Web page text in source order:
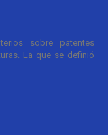
sobre patentes
La que se definió